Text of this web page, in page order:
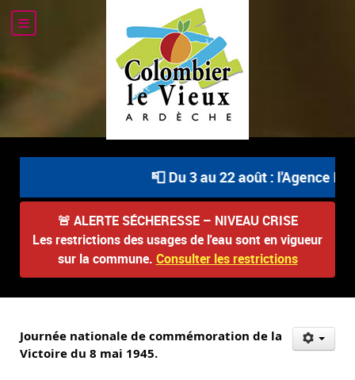
📮 Du 3 au 22 août : l'Agence
🚨 ALERTE SÉCHERESSE – NIVEAU CRISE
Les restrictions des usages de l'eau sont en vigueur
sur la commune. Consulter les restrictions
Journée nationale de commémoration de la
Victoire du 8 mai 1945.